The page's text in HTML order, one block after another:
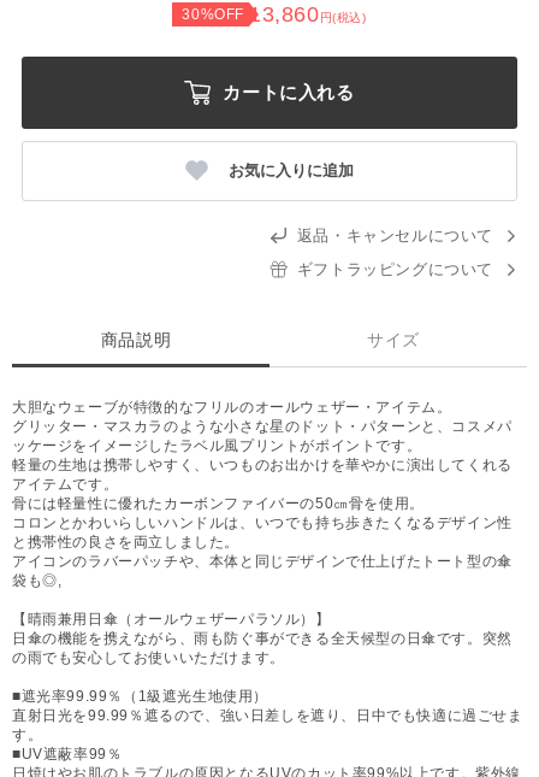
30%OFF 13,860円(税込)
カートに入れる
お気に入りに追加
返品・キャンセルについて
ギフトラッピングについて
商品説明 サイズ
大胆なウェーブが特徴的なフリルのオールウェザー・アイテム。
グリッター・マスカラのような小さな星のドット・パターンと、コスメパ
ッケージをイメージしたラベル風プリントがポイントです。
軽量の生地は携帯しやすく、いつものお出かけを華やかに演出してくれる
アイテムです。
骨には軽量性に優れたカーボンファイバーの50㎝骨を使用。
コロンとかわいらしいハンドルは、いつでも持ち歩きたくなるデザイン性
と携帯性の良さを両立しました。
アイコンのラバーパッチや、本体と同じデザインで仕上げたトート型の傘
袋も◎,
【晴雨兼用日傘（オールウェザーパラソル）】
日傘の機能を携えながら、雨も防ぐ事ができる全天候型の日傘です。突然
の雨でも安心してお使いいただけます。
■遮光率99.99％（1級遮光生地使用）
直射日光を99.99％遮るので、強い日差しを遮り、日中でも快適に過ごせま
す。
■UV遮蔽率99％
日焼けやお肌のトラブルの原因となるUVのカット率99%以上です。紫外線